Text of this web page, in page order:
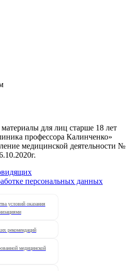
для лиц старше 18 лет
профессора Калинченко»
медицинской деятельности №
персональных данных
условий оказания
рекомендаций
медицинской